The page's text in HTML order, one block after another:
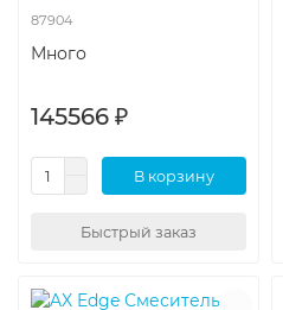
87904
Много
145566 ₽
В корзину
Быстрый заказ